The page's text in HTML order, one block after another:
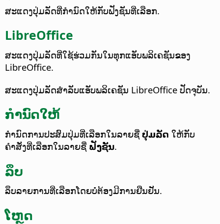
ສະແດງປຸ່ມລັດທີ່ກຳນົດໃຫ້ກັບຟັງຊັນທີ່ເລືອກ.
LibreOffice
ສະແດງປຸ່ມລັດທີ່ໃຊ້ຮ່ວມກັນໃນທຸກແອັບພລິເຄຊັນຂອງ
LibreOffice.
ສະແດງປຸ່ມລັດສຳລັບແອັບພລິເຄຊັນ LibreOffice ປັດຈຸບັນ.
ກຳນົດໃຫ້
ກຳນົດການປະສົມປຸ່ມທີ່ເລືອກໃນລາຍຊື່ປຸ່ມລັດ ໃຫ້ກັບ
ຄຳສັ່ງທີ່ເລືອກໃນລາຍຊື່ ຟັງຊັນ.
ລຶບ
ລຶບລາຍການທີ່ເລືອກໂດຍບໍ່ຕ້ອງມີການຢືນຢັນ.
ໂຫຼດ